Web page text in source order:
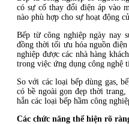
có sự cố thay đổi điện áp vào
nào phù hợp cho sự hoạt động
Bếp từ công nghiệp ngày nay
đồng thời tối ưu hóa nguồn
nghiệp được các nhà hàng
trong việc ứng dụng công nghệ
So với các loại bếp dùng gas,
có bề ngoài gọn đẹp thời
hẳn các loại bếp hầm công
Các chức năng thể hiện rõ